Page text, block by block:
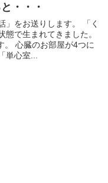
・・・
」をお送りします。 「く
で生まれてきました。
。 心臓のお部屋が4つに
単心室...